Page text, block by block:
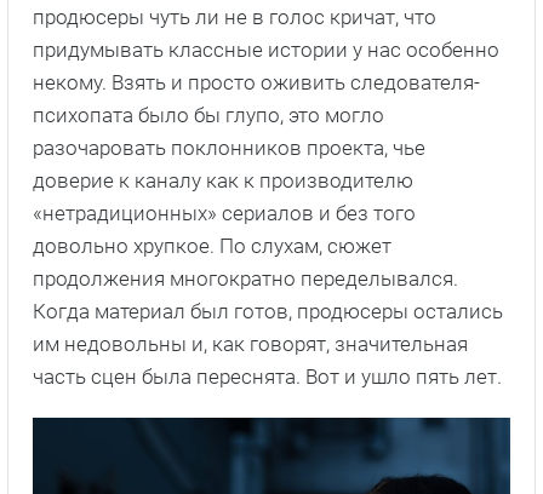
продюсеры чуть ли не в голос кричат, что
придумывать классные истории у нас особенно
некому. Взять и просто оживить следователя-
психопата было бы глупо, это могло
разочаровать поклонников проекта, чье
доверие к каналу как к производителю
«нетрадиционных» сериалов и без того
довольно хрупкое. По слухам, сюжет
продолжения многократно переделывался.
Когда материал был готов, продюсеры остались
им недовольны и, как говорят, значительная
часть сцен была переснята. Вот и ушло пять лет.